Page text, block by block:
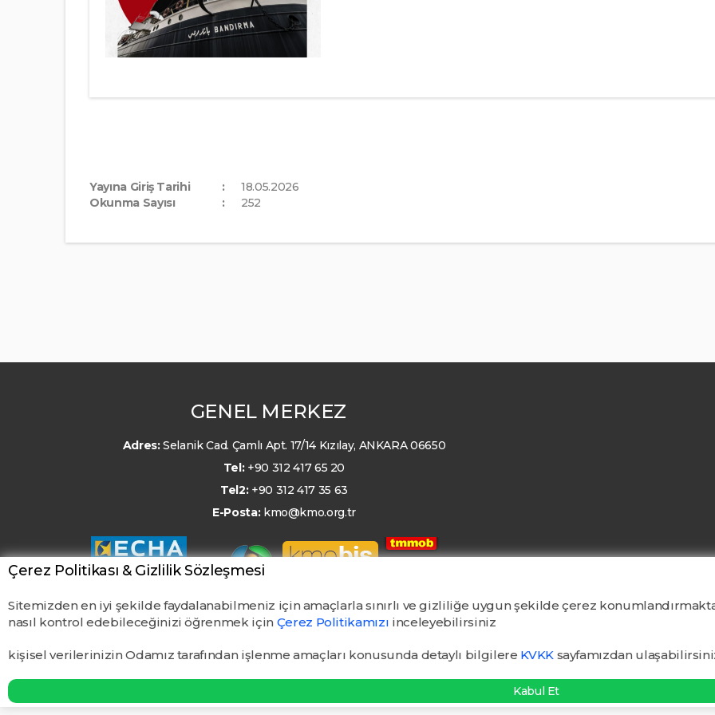
Yayına Giriş Tarihi
18.05.2026
Okunma Sayısı
252
GENEL MERKEZ
Adres:Selanik Cad. Çamlı Apt. 17/14 Kızılay, ANKARA 06650
Tel: +90 312 417 65 20
Tel2: +90 312 417 35 63
E-Posta: kmo@kmo.org.tr
Çerez Politikası & Gizlilik Sözleşmesi
Sitemizden en iyi şekilde faydalanabilmeniz için amaçlarla sınırlı ve gizliliğe uygun şekilde çerez
nasıl kontrol edebileceğinizi öğrenmek için Çerez Politikamızı inceleyebilirsiniz
kişisel verilerinizin Odamız tarafından işlenme amaçları konusunda detaylı bilgilere KVKKsayfamızdan
Kabul Et